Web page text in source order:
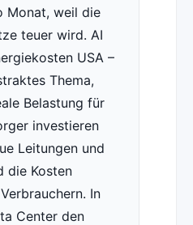
Monat, weil die
teuer wird. AI
USA –
Thema,
Belastung für
investieren
Leitungen und
die Kosten
In
Center den